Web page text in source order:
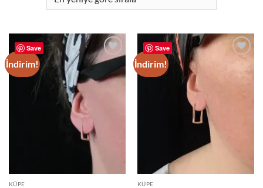
Save
İndirim!
Add to
wishlist
KÜPE
Save
İndirim!
wishlist
KÜPE